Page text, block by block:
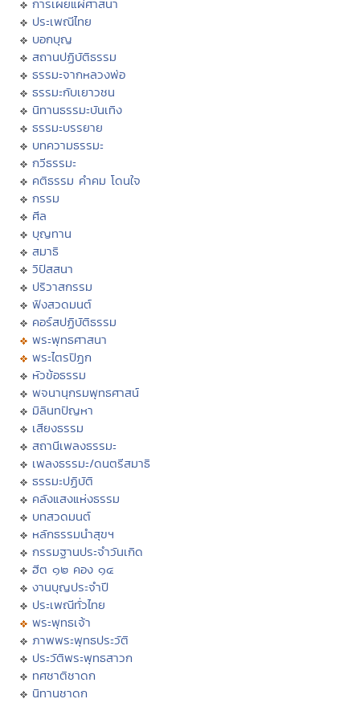
ประเพณีไทย
บอกบุญ
สถานปฏิบัติธรรม
ธรรมะจากหลวงพ่อ
ธรรมะกับเยาวชน
นิทานธรรมะบันเทิง
ธรรมะบรรยาย
บทความธรรมะ
กวีธรรมะ
คติธรรม คำคม โดนใจ
กรรม
ศีล
บุญทาน
สมาธิ
วิปัสสนา
ปริวาสกรรม
ฟังสวดมนต์
คอร์สปฏิบัติธรรม
พระพุทธศาสนา
พระไตรปิฏก
หัวข้อธรรม
พจนานุกรมพุทธศาสน์
มิลินทปัญหา
เสียงธรรม
สถานีเพลงธรรมะ
เพลงธรรมะ/ดนตรีสมาธิ
ธรรมะปฏิบัติ
คลังแสงแห่งธรรม
บทสวดมนต์
หลักธรรมนำสุขฯ
กรรมฐานประจำวันเกิด
ฮีต ๑๒ คอง ๑๔
งานบุญประจำปี
ประเพณีทั่วไทย
พระพุทธเจ้า
ภาพพระพุทธประวัติ
ประวัติพระพุทธสาวก
ทศชาติชาดก
นิทานชาดก